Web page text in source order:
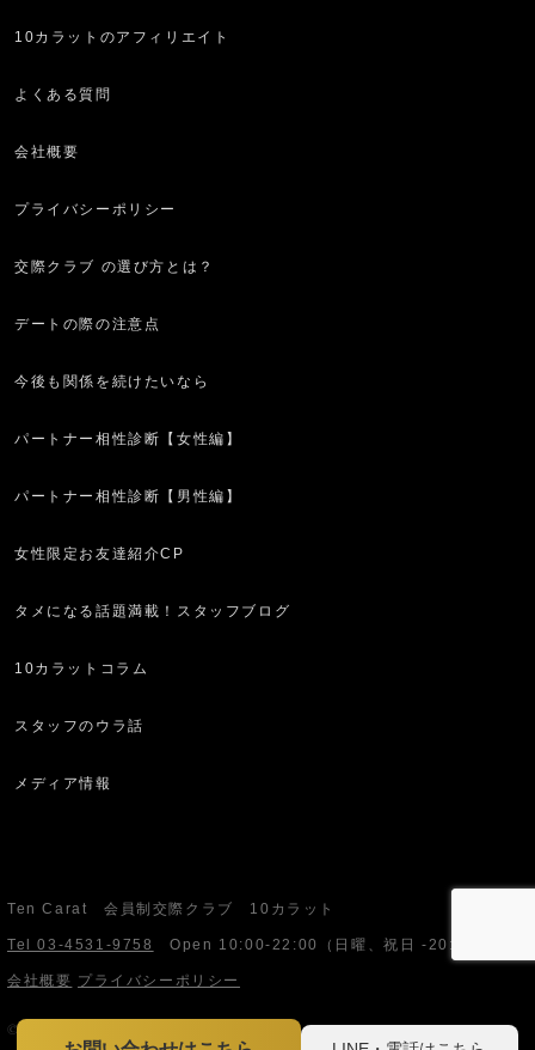
10カラットのアフィリエイト
よくある質問
会社概要
プライバシーポリシー
交際クラブ の選び方とは？
デートの際の注意点
今後も関係を続けたいなら
パートナー相性診断【女性編】
パートナー相性診断【男性編】
女性限定お友達紹介CP
タメになる話題満載！スタッフブログ
10カラットコラム
スタッフのウラ話
メディア情報
Ten Carat 会員制交際クラブ 10カラット
Tel 03-4531-9758 Open 10:00-22:00 （日曜、祝日 -20:00）
会社概要 プライバシーポリシー
© Ten Carat. All Rights Reserved.